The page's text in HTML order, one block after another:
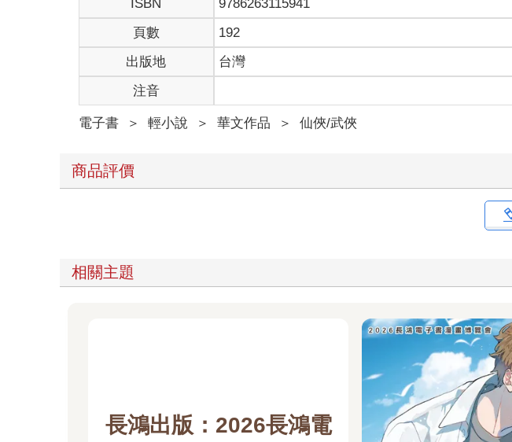
ISBN
9786263115941
頁數
192
出版地
台灣
注音
電子書 ＞ 輕小說 ＞ 華文作品 ＞ 仙俠/武俠
商品評價
相關主題
長鴻出版：2026長鴻電